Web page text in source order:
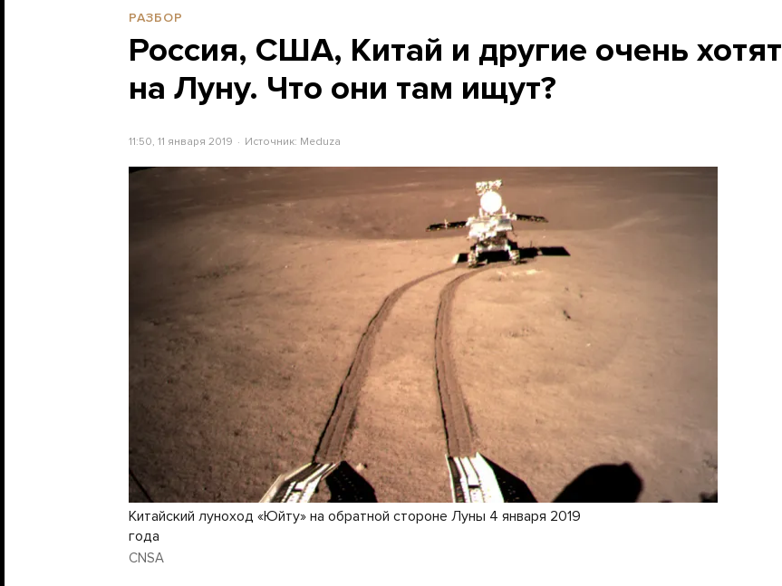
РАЗБОР
Россия, США, Китай и другие очень хотят
на Луну. Что они там ищут?
11:50, 11 января 2019 Источник: Meduza
Китайский луноход «Юйту» на обратной стороне Луны 4 января 2019
года
CNSA